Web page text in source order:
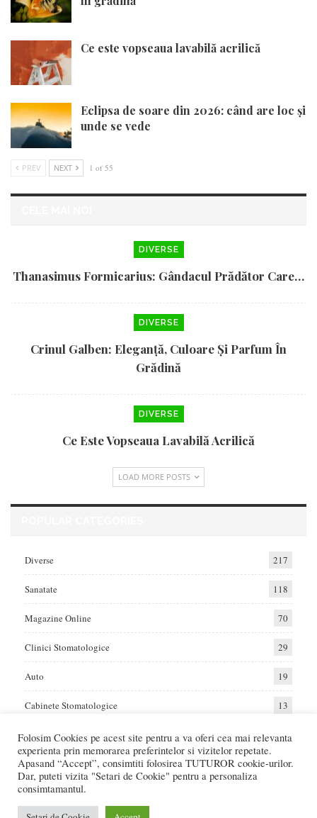
Ce este vopseaua lavabilă acrilică
Eclipsa de soare din 2026: când are loc și
unde se vede
PREV NEXT 1 of 55
DIVERSE
Thanasimus Formicarius: Gândacul Prădător Care…
DIVERSE
Crinul Galben: Eleganță, Culoare Și Parfum În
Grădină
DIVERSE
Ce Este Vopseaua Lavabilă Acrilică
LOAD MORE POSTS
Diverse 217
Sanatate 118
Magazine Online 70
Clinici Stomatologice 29
Auto 19
Cabinete Stomatologice 13
Home Auto Diverse Sanatate
Va raportam cele mai bune oferte de servicii si produse din Romania. Recenzii
Folosim Cookies pe acest site pentru a va oferi cea mai relevanta
experienta prin memorarea preferintelor si vizitelor repetate.
Apasand “Accept”, consimtiti folosirea TUTUROR cookie-urilor.
Dar, puteti vizita "Setari de Cookie" pentru a personaliza
consimtamantul.